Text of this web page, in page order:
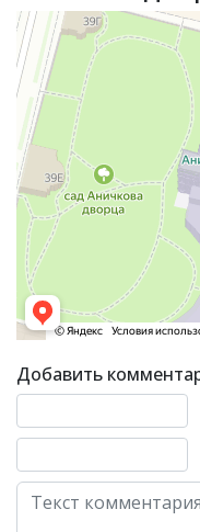
Добавить
Текст комментария